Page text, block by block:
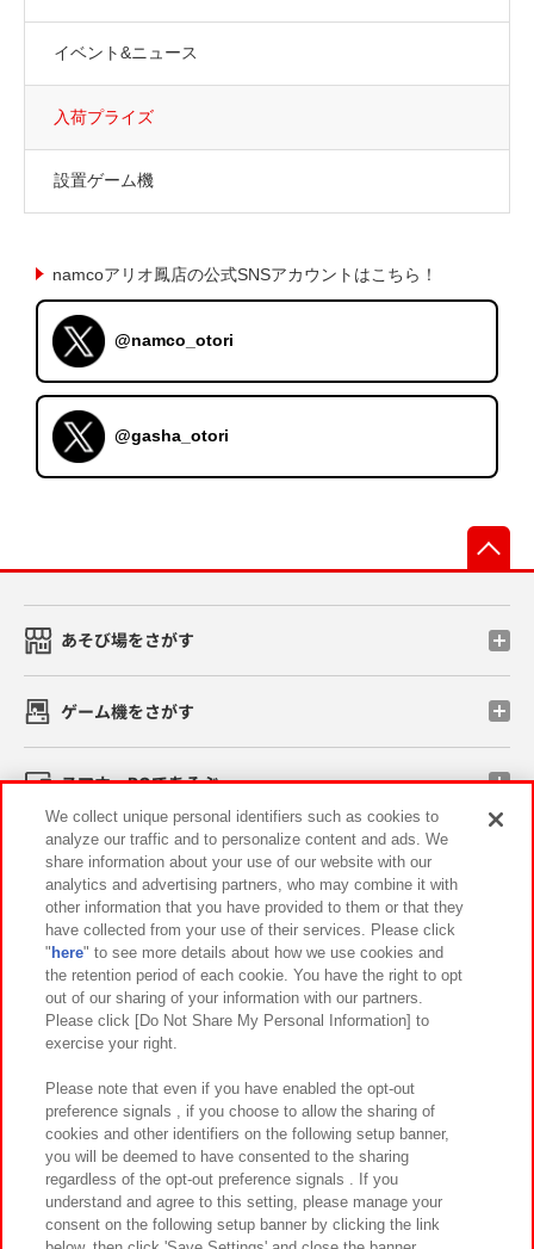
イベント&ニュース
入荷プライズ
設置ゲーム機
namcoアリオ鳳店の公式SNSアカウントはこちら！
@namco_otori
@gasha_otori
あそび場をさがす
ゲーム機をさがす
スマホ・PCであそぶ
イベント・キャンペーン
関連会社 サステナビリティ サイトポリシー
プライバシーポリシー ウェブアクセシビリティ方針と検証結果
お取引先さまとともに
カスタマーハラスメント対応方針 よくあるご質問・お問い合わせ
We collect unique personal identifiers such as cookies to
analyze our traffic and to personalize content and ads. We
share information about your use of our website with our
analytics and advertising partners, who may combine it with
other information that you have provided to them or that they
have collected from your use of their services. Please click
" here" to see more details about how we use cookies and
the retention period of each cookie. You have the right to opt
out of our sharing of your information with our partners.
Please click [Do Not Share My Personal Information] to
exercise your right.
Please note that even if you have enabled the opt-out
preference signals , if you choose to allow the sharing of
cookies and other identifiers on the following setup banner,
you will be deemed to have consented to the sharing
regardless of the opt-out preference signals . If you
understand and agree to this setting, please manage your
consent on the following setup banner by clicking the link